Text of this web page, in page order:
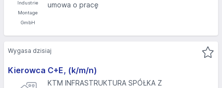
umowa o pracę
Kierowca C+E, (k/m/n)
KTM INFRASTRUKTURA SPÓŁKA Z
Wygasa dzisiaj